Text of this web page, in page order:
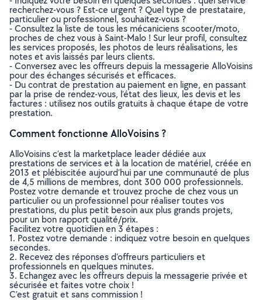
recherchez-vous ? Est-ce urgent ? Quel type de prestataire,
particulier ou professionnel, souhaitez-vous ?
- Consultez la liste de tous les mécaniciens scooter/moto,
proches de chez vous à Saint-Malo ! Sur leur profil, consultez
les services proposés, les photos de leurs réalisations, les
notes et avis laissés par leurs clients.
- Conversez avec les offreurs depuis la messagerie AlloVoisins
pour des échanges sécurisés et efficaces.
- Du contrat de prestation au paiement en ligne, en passant
par la prise de rendez-vous, l’état des lieux, les devis et les
factures : utilisez nos outils gratuits à chaque étape de votre
prestation.
Comment fonctionne AlloVoisins ?
AlloVoisins c’est la marketplace leader dédiée aux
prestations de services et à la location de matériel, créée en
2013 et plébiscitée aujourd’hui par une communauté de plus
de 4,5 millions de membres, dont 300 000 professionnels.
Postez votre demande et trouvez proche de chez vous un
particulier ou un professionnel pour réaliser toutes vos
prestations, du plus petit besoin aux plus grands projets,
pour un bon rapport qualité/prix.
Facilitez votre quotidien en 3 étapes :
1. Postez votre demande : indiquez votre besoin en quelques
secondes.
2. Recevez des réponses d’offreurs particuliers et
professionnels en quelques minutes.
3. Echangez avec les offreurs depuis la messagerie privée et
sécurisée et faites votre choix !
C’est gratuit et sans commission !